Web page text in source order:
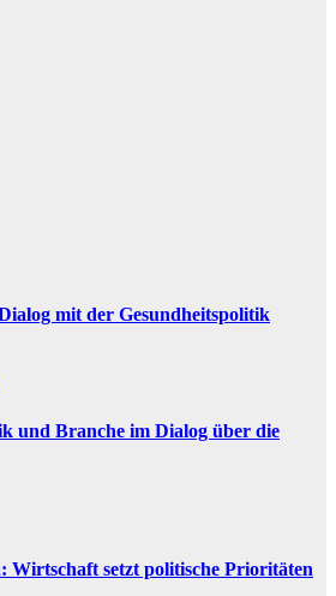
mit der Gesundheitspolitik
und Branche im Dialog über die
Wirtschaft setzt politische Prioritäten